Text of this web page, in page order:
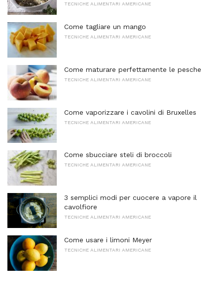
TECNICHE ALIMENTARI AMERICANE
Come tagliare un mango
TECNICHE ALIMENTARI AMERICANE
Come maturare perfettamente le pesche
TECNICHE ALIMENTARI AMERICANE
Come vaporizzare i cavolini di Bruxelles
TECNICHE ALIMENTARI AMERICANE
Come sbucciare steli di broccoli
TECNICHE ALIMENTARI AMERICANE
3 semplici modi per cuocere a vapore il
cavolfiore
TECNICHE ALIMENTARI AMERICANE
Come usare i limoni Meyer
TECNICHE ALIMENTARI AMERICANE